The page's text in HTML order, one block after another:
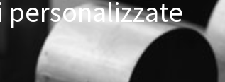
personalizzate